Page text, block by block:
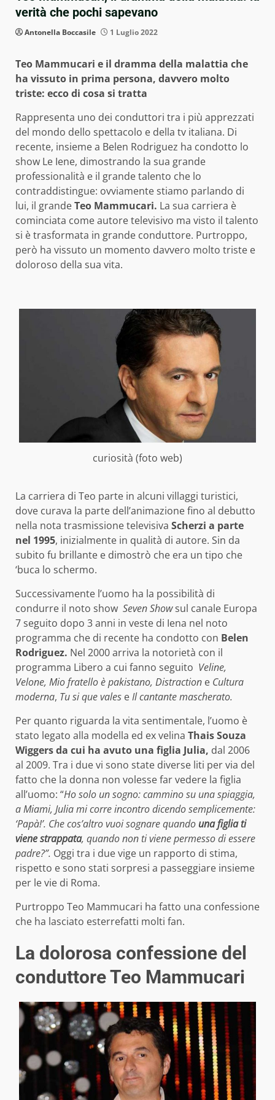
verità che pochi sapevano
Antonella Boccasile 1 Luglio 2022
Teo Mammucari e il dramma della malattia che
ha vissuto in prima persona, davvero molto
triste: ecco di cosa si tratta
Rappresenta uno dei conduttori tra i più apprezzati
del mondo dello spettacolo e della tv italiana. Di
recente, insieme a Belen Rodriguez ha condotto lo
show Le Iene, dimostrando la sua grande
professionalità e il grande talento che lo
contraddistingue: ovviamente stiamo parlando di
lui, il grandeTeo Mammucari. La sua carriera è
cominciata come autore televisivo ma visto il talento
si è trasformata in grande conduttore. Purtroppo,
però ha vissuto un momento davvero molto triste e
doloroso della sua vita.
curiosità (foto web)
La carriera di Teo parte in alcuni villaggi turistici,
dove curava la parte dell’animazione fino al debutto
nella nota trasmissione televisiva Scherzi a parte
nel 1995, inizialmente in qualità di autore. Sin da
subito fu brillante e dimostrò che era un tipo che
‘buca lo schermo.
Successivamente l’uomo ha la possibilità di
condurre il noto show Seven Showsul canale Europa
7 seguito dopo 3 anni in veste di Iena nel noto
programma che di recente ha condotto con Belen
Rodriguez. Nel 2000 arriva la notorietà con il
programma Libero a cui fanno seguito Veline,
Velone, Mio fratello è pakistano, Distraction e Cultura
moderna, Tu si que vales eIl cantante mascherato.
Per quanto riguarda la vita sentimentale, l’uomo è
stato legato alla modella ed ex velina Thais Souza
Wiggers da cui ha avuto una figlia Julia, dal 2006
al 2009. Tra i due vi sono state diverse liti per via del
fatto che la donna non volesse far vedere la figlia
all’uomo: “Ho solo un sogno: cammino su una spiaggia,
a Miami, Julia mi corre incontro dicendo semplicemente:
‘Papà!’. Che cos’altro vuoi sognare quando una figlia ti
viene strappata, quando non ti viene permesso di essere
padre?”. Oggi tra i due vige un rapporto di stima,
rispetto e sono stati sorpresi a passeggiare insieme
per le vie di Roma.
Purtroppo Teo Mammucari ha fatto una confessione
che ha lasciato esterrefatti molti fan.
La dolorosa confessione del
conduttore Teo Mammucari